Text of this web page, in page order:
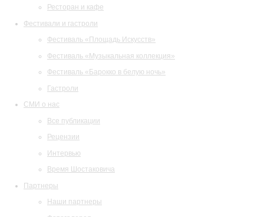
Ресторан и кафе
Фестивали и гастроли
Фестиваль «Площадь Искусств»
Фестиваль «Музыкальная коллекция»
Фестиваль «Барокко в белую ночь»
Гастроли
СМИ о нас
Все публикации
Рецензии
Интервью
Время Шостаковича
Партнеры
Наши партнеры